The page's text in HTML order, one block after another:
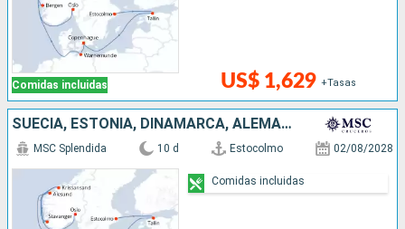
Comidas incluidas US$ 1,629 +Tasas
SUECIA, ESTONIA, DINAMARCA, ALEMANIA, NORUEGA
MSC Splendida 10 d Estocolmo 02/08/2028
Comidas incluidas